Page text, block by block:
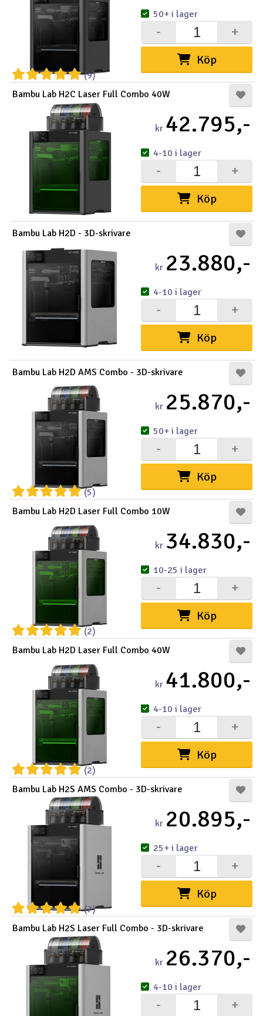
(9)
Köp
+
-
50+ i lager
Bambu Lab H2C Laser Full Combo 40W
kr 42.795,-
Köp
+
-
4-10 i lager
Bambu Lab H2D - 3D-skrivare
kr 23.880,-
Köp
+
-
4-10 i lager
Bambu Lab H2D AMS Combo - 3D-skrivare
(5)
kr 25.870,-
Köp
+
-
50+ i lager
Bambu Lab H2D Laser Full Combo 10W
(2)
kr 34.830,-
Köp
+
-
10-25 i lager
Bambu Lab H2D Laser Full Combo 40W
(2)
kr 41.800,-
Köp
+
-
4-10 i lager
Bambu Lab H2S AMS Combo - 3D-skrivare
(7)
kr 20.895,-
Köp
+
-
25+ i lager
Bambu Lab H2S Laser Full Combo - 3D-skrivare
kr 26.370,-
+
-
4-10 i lager